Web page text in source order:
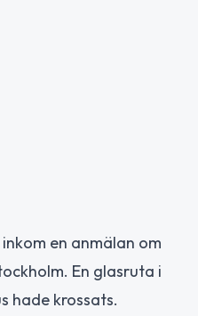
en anmälan om
En glasruta i
hade krossats.